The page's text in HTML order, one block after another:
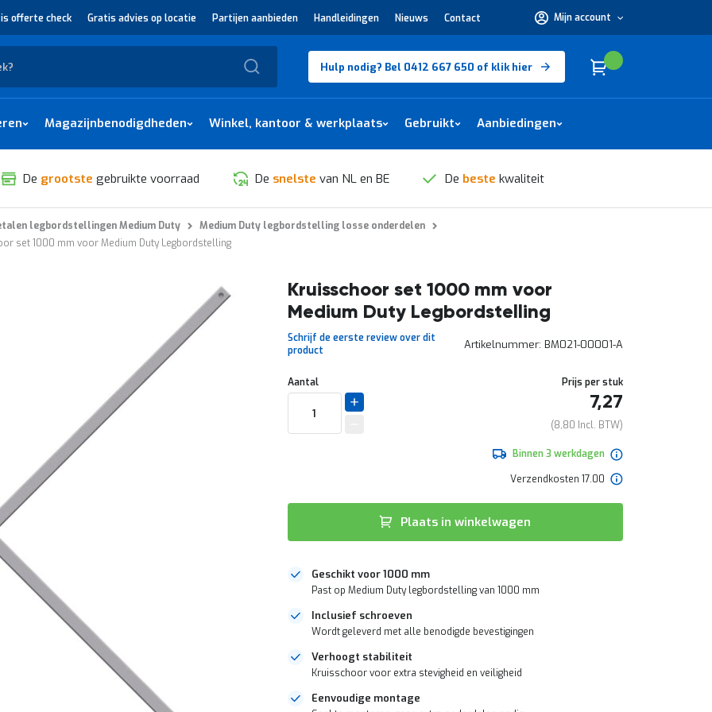
offerte check Gratis advies op locatie Partijen aanbieden Handleidingen Nieuws Contact Mijn account
nodig?
Hulp nodig? Bel 0412 667 650 of klik hier Winkelwagen
Cart
Magazijnbenodigdheden Winkel, kantoor & werkplaats Gebruikt Aanbiedingen
De grootste gebruikte voorraad De snelste van NL en BE De beste kwaliteit
legbordstellingen Medium Duty
Medium Duty legbordstelling losse onderdelen
set 1000 mm voor Medium Duty Legbordstelling
Kruisschoor set 1000 mm voor
Medium Duty Legbordstelling
Schrijf de eerste review over dit
product
Artikelnummer BM021-00001-A
Uw
aanpassing
DIRECT
LEVERBAAR
Aantal Prijs per stuk
7,27
8,80
Binnen 3 werkdagen
Verzendkosten 17.00
Plaats in winkelwagen
Geschikt voor 1000 mm
Past op Medium Duty legbordstelling van 1000 mm
Inclusief schroeven
Wordt geleverd met alle benodigde bevestigingen
Verhoogt stabiliteit
Kruisschoor voor extra stevigheid en veiligheid
Eenvoudige montage